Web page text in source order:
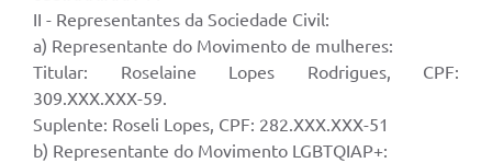
II - Representantes da Sociedade Civil:
a) Representante do Movimento de mulheres:
Titular: Roselaine Lopes Rodrigues, CPF:
309.XXX.XXX-59.
Suplente: Roseli Lopes, CPF: 282.XXX.XXX-51
b) Representante do Movimento LGBTQIAP+: